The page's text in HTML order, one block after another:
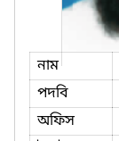
নাম
পদবি
অফিস